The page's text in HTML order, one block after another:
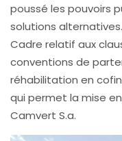
poussé les pouvoirs
solutions
Cadre relatif aux
conventions de
réhabilitation en
qui permet la mise
Camvert S.a.